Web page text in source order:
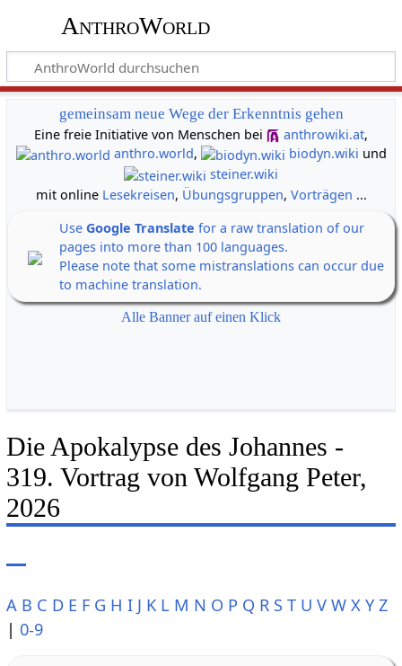
AnthroWorld
gemeinsam neue Wege der Erkenntnis gehen
Eine freie Initiative von Menschen bei
anthrowiki.at,
anthro.world, biodyn.wiki und
steiner.wiki
mit online Lesekreisen, Übungsgruppen, Vorträgen ...
Use Google Translate for a raw translation of our
pages into more than 100 languages.
Please note that some mistranslations can occur due
to machine translation.
Alle Banner auf einen Klick
Die Apokalypse des Johannes -
319. Vortrag von Wolfgang Peter,
2026
A B C D E F G H I J K L M N O P Q R S T U V W X Y Z
| 0-9